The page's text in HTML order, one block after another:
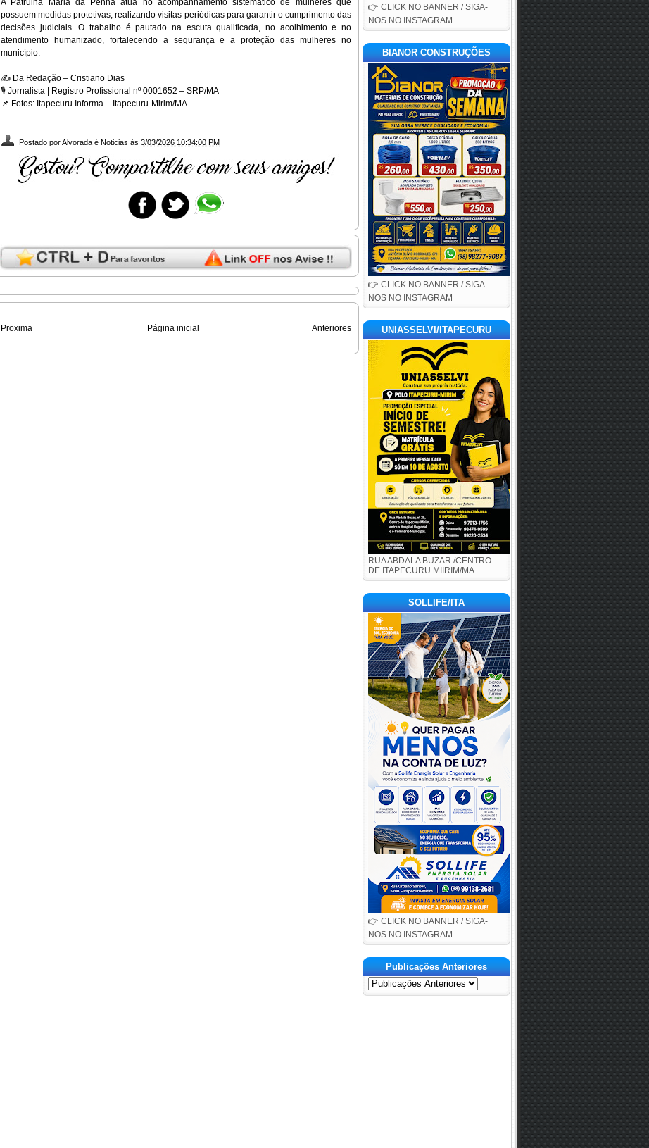
A Patrulha Maria da Penha atua no acompanhamento sistemático de mulheres que
possuem medidas protetivas, realizando visitas periódicas para garantir o cumprimento das
decisões judiciais. O trabalho é pautado na escuta qualificada, no acolhimento e no
atendimento humanizado, fortalecendo a segurança e a proteção das mulheres no
município.
✍️ Da Redação – Cristiano Dias
🎙️ Jornalista | Registro Profissional nº 0001652 – SRP/MA
📌 Fotos: Itapecuru Informa – Itapecuru-Mirim/MA
Postado porAlvorada é Noticias às 3/03/2026 10:34:00 PM
Proxima Anteriores
Página inicial
👉 CLICK NO BANNER / SIGA-
NOS NO INSTAGRAM
BIANOR CONSTRUÇÕES
👉 CLICK NO BANNER / SIGA-
NOS NO INSTAGRAM
UNIASSELVI/ITAPECURU
RUA ABDALA BUZAR /CENTRO
DE ITAPECURU MIIRIM/MA
SOLLIFE/ITA
👉 CLICK NO BANNER / SIGA-
NOS NO INSTAGRAM
Publicações Anteriores